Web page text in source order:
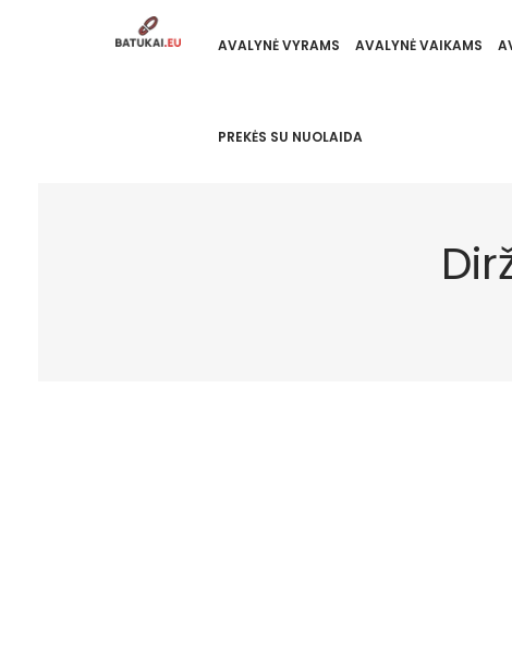
AVALYNĖ VYRAMS AVALYNĖ VAIKAMS
PREKĖS SU NUOLAIDA